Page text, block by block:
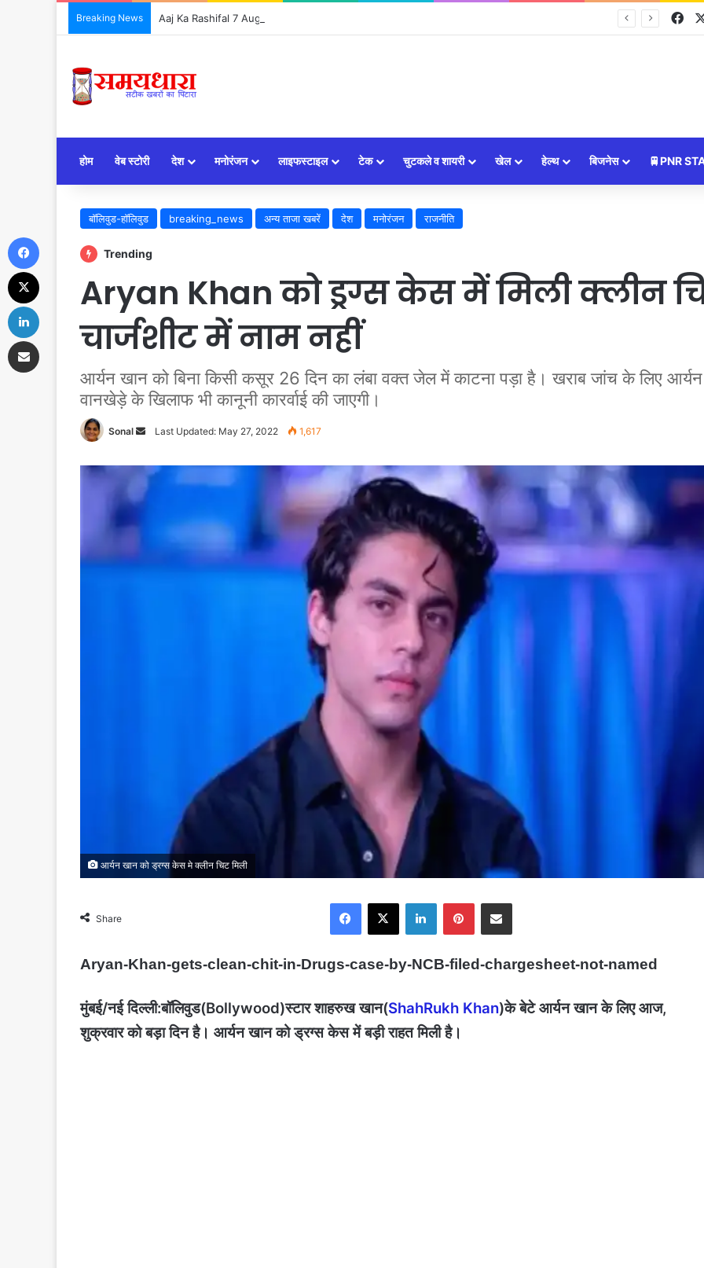
Breaking News Aaj Ka Rashifal 7 August 2026: आज इन 5 राशियों की चमकेगी किस्मत, जानें सभी 12 राशियों का भविष्यफल
होम वेब स्टोरी देश मनोरंजन लाइफस्टाइल टेक चुटकले व शायरी खेल हेल्थ बिजनेस 🚆PNR
बॉलिवुड-हॉलिवुड breaking_news अन्य ताजा खबरें देश मनोरंजन राजनीति
Trending
Aryan Khan को ड्रग्स केस में मिली क्लीन
चार्जशीट में नाम नहीं
आर्यन खान को बिना किसी कसूर 26 दिन का लंबा वक्त जेल में काटना पड़ा है। खराब जांच के लिए
वानखेड़े के खिलाफ भी कानूनी कारर्वाई की जाएगी।
Sonal
Send
email
Last Updated: May 27, 2022 1,617
आर्यन खान को ड्रग्स केस मे क्लीन चिट मिली
Share
Facebook X LinkedIn Pinterest Share via Email
Aryan-Khan-gets-clean-chit-in-Drugs-case-by-NCB-filed-chargesheet-not-named
मुंबई/नई दिल्‍ली:बॉलिवुड(Bollywood)स्टार शाहरुख खान(ShahRukh Khan)के बेटे आर्यन खान के लिए आज,
शुक्रवार को बड़ा दिन है। आर्यन खान को ड्रग्स केस में बड़ी राहत मिली है।